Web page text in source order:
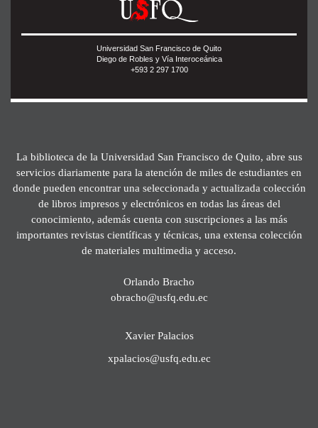
Universidad San Francisco de Quito
Diego de Robles y Vía Interoceánica
+593 2 297 1700
La biblioteca de la Universidad San Francisco de Quito, abre sus
servicios diariamente para la atención de miles de estudiantes en
donde pueden encontrar una seleccionada y actualizada colección
de libros impresos y electrónicos en todas las áreas del
conocimiento, además cuenta con suscripciones a las más
importantes revistas científicas y técnicas, una extensa colección
de materiales multimedia y acceso.
Orlando Bracho
obracho@usfq.edu.ec
Xavier Palacios
xpalacios@usfq.edu.ec